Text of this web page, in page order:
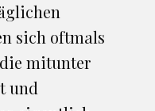
sich oftmals
mitunter
und